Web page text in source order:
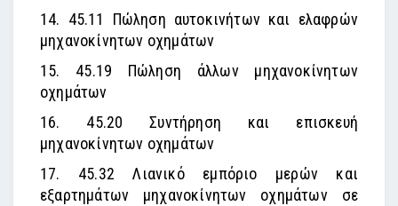
14. 45.11 Πώληση αυτοκινήτων και ελαφρών
μηχανοκίνητων οχημάτων
15. 45.19 Πώληση άλλων μηχανοκίνητων
οχημάτων
16. 45.20 Συντήρηση και επισκευή
μηχανοκίνητων οχημάτων
17. 45.32 Λιανικό εμπόριο μερών και
εξαρτημάτων μηχανοκίνητων οχημάτων σε